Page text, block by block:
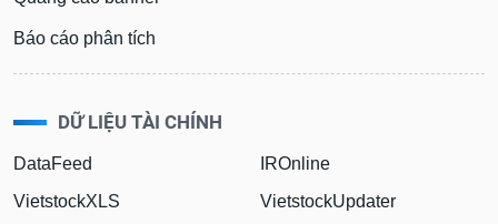
sự
kiện
Tài
lý
trường
Báo cáo phân tích
DỮ LIỆU TÀI CHÍNH
DataFeed
VietstockXLS
IROnline
VietstockUpdater
CÔNG
NGHIỆP
TIÊU
KHÔNG